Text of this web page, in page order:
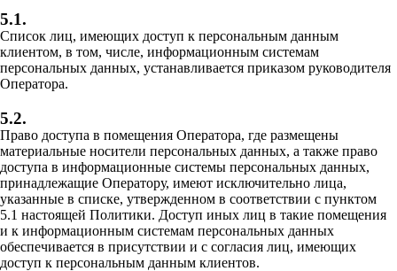
5.1.
Список лиц, имеющих доступ к персональным данным
клиентом, в том, числе, информационным системам
персональных данных, устанавливается приказом руководителя
Оператора.
5.2.
Право доступа в помещения Оператора, где размещены
материальные носители персональных данных, а также право
доступа в информационные системы персональных данных,
принадлежащие Оператору, имеют исключительно лица,
указанные в списке, утвержденном в соответствии с пунктом
5.1 настоящей Политики. Доступ иных лиц в такие помещения
и к информационным системам персональных данных
обеспечивается в присутствии и с согласия лиц, имеющих
доступ к персональным данным клиентов.